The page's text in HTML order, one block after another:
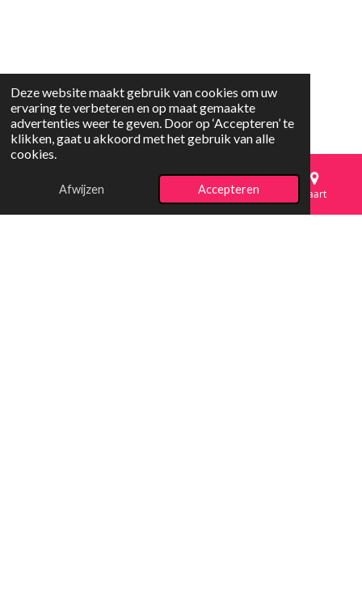
Deze website maakt gebruik van cookies om uw
ervaring te verbeteren en op maat gemaakte
advertenties weer te geven. Door op ‘Accepteren’ te
klikken, gaat u akkoord met het gebruik van alle
cookies.
Afwijzen Accepteren
© 2025 vrolijkspeelgoed.nl
E-mailadres Telefoonnummer Kaart